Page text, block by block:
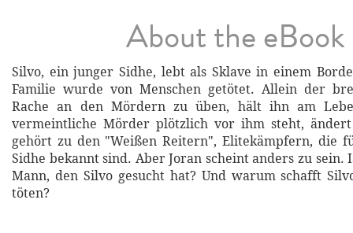
About the eBook
Silvo, ein junger Sidhe, lebt als Sklave in einem
Familie wurde von Menschen getötet. Allein der
Rache an den Mördern zu üben, hält ihn am
vermeintliche Mörder plötzlich vor ihm steht,
gehört zu den "Weißen Reitern", Elitekämpfern, die
Sidhe bekannt sind. Aber Joran scheint anders zu
Mann, den Silvo gesucht hat? Und warum schafft
töten?